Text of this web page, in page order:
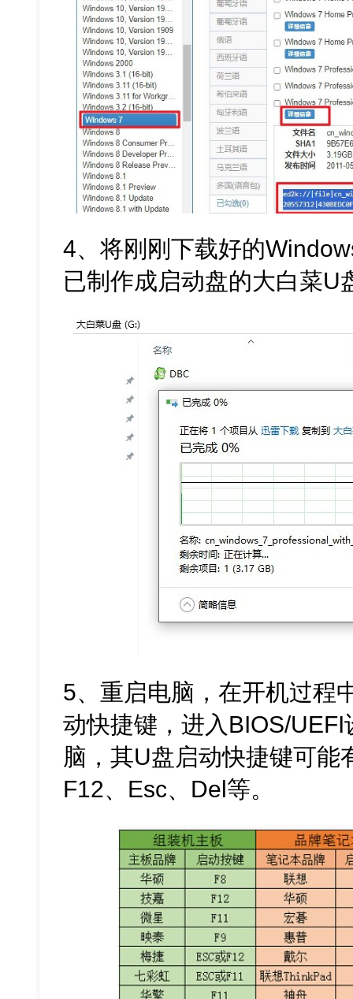
4、将刚刚下载好的
已制作成启动盘的大白菜U
5、重启电脑，在开机过程
动快捷键，进入BIOS/
脑，其U盘启动快捷键可能
F12、Esc、Del等。